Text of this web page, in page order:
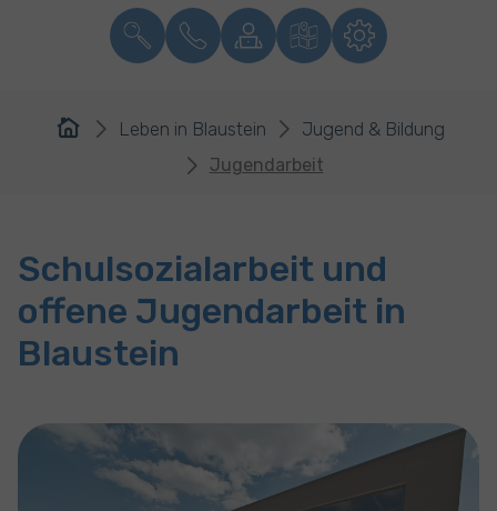
Leben in Blaustein Jugend & Bildung
Jugendarbeit
Schulsozialarbeit und
offene Jugendarbeit in
Blaustein
Show larger version for: